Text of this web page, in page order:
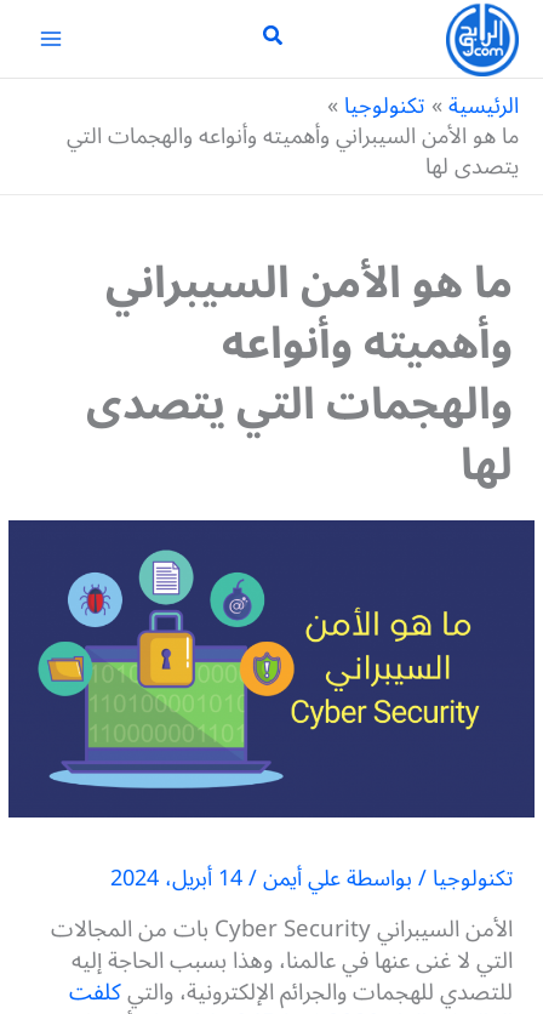
تخطي
المحتوى
الرئيسية تكنولوجيا
ما هو الأمن السيبراني وأهميته وأنواعه والهجمات التي
يتصدى لها
ما هو الأمن السيبراني
وأهميته وأنواعه
والهجمات التي يتصدى
لها
تكنولوجيا/ بواسطةعلي أيمن/14 أبريل، 2024
الأمن السيبراني Cyber Security بات من المجالات
التي لا غنى عنها في عالمنا، وهذا بسبب الحاجة إليه
للتصدي للهجمات والجرائم الإلكترونية، والتيكلفت